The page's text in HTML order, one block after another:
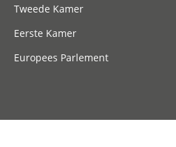
Tweede Kamer
Eerste Kamer
Europees Parlement